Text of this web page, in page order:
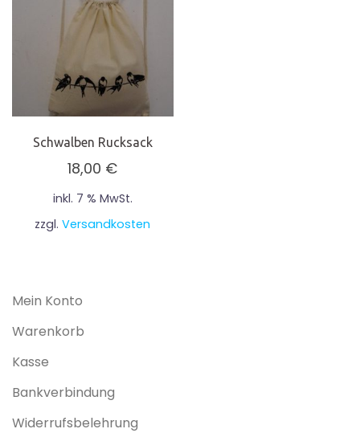
Schwalben Rucksack
18,00 €
inkl. 7 % MwSt.
zzgl.Versandkosten
Mein Konto
Warenkorb
Kasse
Bankverbindung
Widerrufsbelehrung